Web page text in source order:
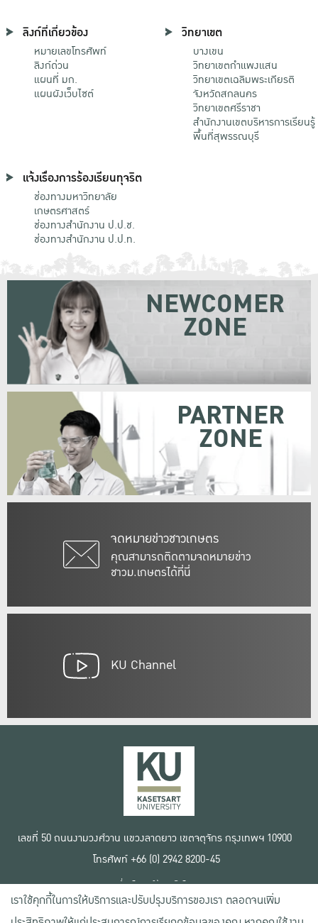
ลิงก์ที่เกี่ยวข้อง
หมายเลขโทรศัพท์
ลิงก์ด่วน
แผนที่ มก.
แผนผังเว็บไซต์
วิทยาเขต
บางเขน
วิทยาเขตกําแพงแสน
วิทยาเขตเฉลิมพระเกียรติ
จังหวัดสกลนคร
วิทยาเขตศรีราชา
สำนักงานเขตบริหารการเรียนรู้
พื้นที่สุพรรณบุรี
แจ้งเรื่องการร้องเรียนทุจริต
ช่องทางมหาวิทยาลัย
เกษตรศาสตร์
ช่องทางสำนักงาน ป.ป.ช.
ช่องทางสำนักงาน ป.ป.ท.
จดหมายข่าวชาวเกษตร
คุณสามารถติดตามจดหมายข่าว
ชาวม.เกษตรได้ที่นี่
NEWCOMER
ZONE
PARTNER
ZONE
KU Channel
เลขที่ 50 ถนนงามวงศ์วาน แขวงลาดยาว เขตจตุจักร กรุงเทพฯ 10900
โทรศัพท์ +66 (0) 2942 8200-45
เงื่อนไขการใช้งานเว็บไซต์
ข้อตกลงด้านสิทธิ์ใช้งาน
นโยบายความเป็นส่วนตัว
เราใช้คุกกี้ในการให้บริการและปรับปรุงบริการของเรา ตลอดจนเพิ่ม